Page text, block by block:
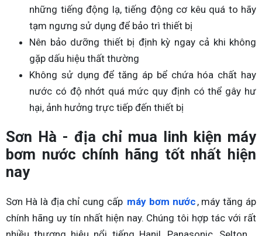
những tiếng động lạ, tiếng động cơ kêu quá to hãy
tạm ngưng sử dụng để bảo trì thiết bị
Nên bảo dưỡng thiết bị định kỳ ngay cả khi không
gặp dấu hiệu thất thường
Không sử dụng để tăng áp bể chứa hóa chất hay
nước có độ nhớt quá mức quy định có thể gây hư
hại, ảnh hưởng trực tiếp đến thiết bị
Sơn Hà - địa chỉ mua linh kiện máy
bơm nước chính hãng tốt nhất hiện
nay
Sơn Hà là địa chỉ cung cấp máy bơm nước , máy tăng áp
chính hãng uy tín nhất hiện nay. Chúng tôi hợp tác với rất